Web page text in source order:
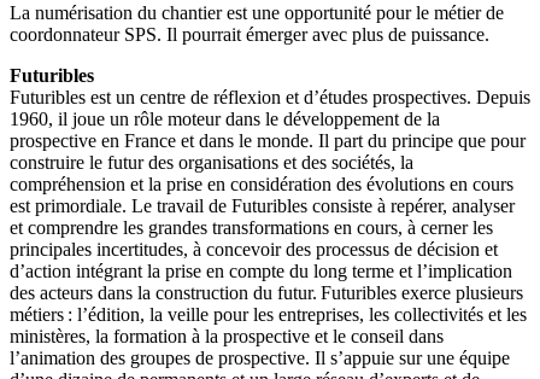
La numérisation du chantier est une opportunité pour le métier de
coordonnateur SPS. Il pourrait émerger avec plus de puissance.
Futuribles
Futuribles est un centre de réflexion et d’études prospectives. Depuis
1960, il joue un rôle moteur dans le développement de la
prospective en France et dans le monde. Il part du principe que pour
construire le futur des organisations et des sociétés, la
compréhension et la prise en considération des évolutions en cours
est primordiale. Le travail de Futuribles consiste à repérer, analyser
et comprendre les grandes transformations en cours, à cerner les
principales incertitudes, à concevoir des processus de décision et
d’action intégrant la prise en compte du long terme et l’implication
des acteurs dans la construction du futur. Futuribles exerce plusieurs
métiers : l’édition, la veille pour les entreprises, les collectivités et les
ministères, la formation à la prospective et le conseil dans
l’animation des groupes de prospective. Il s’appuie sur une équipe